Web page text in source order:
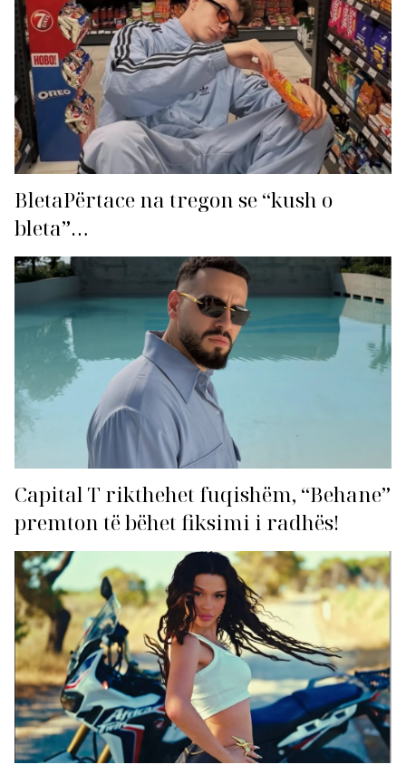
BletaPërtace na tregon se “kush o
bleta”…
Capital T rikthehet fuqishëm, “Behane”
premton të bëhet fiksimi i radhës!